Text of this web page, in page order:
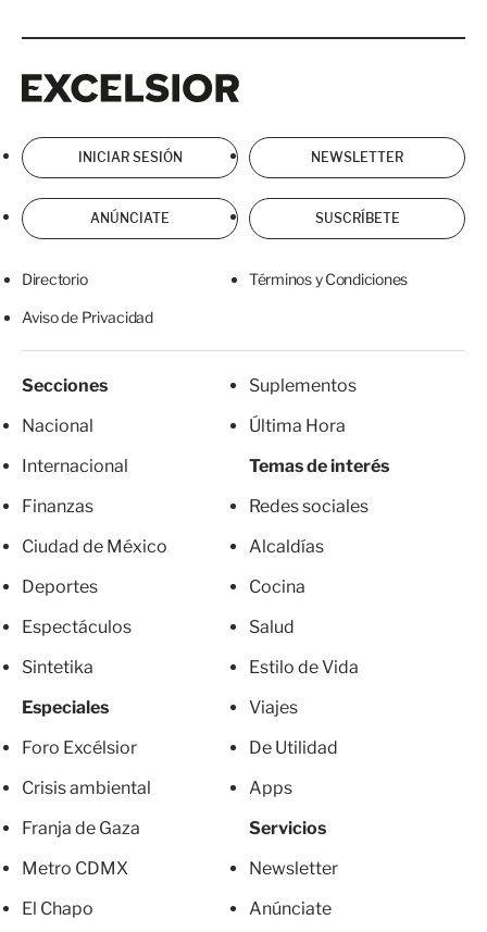
INICIAR SESIÓN NEWSLETTER
ANÚNCIATE SUSCRÍBETE
Directorio Términos y Condiciones
Aviso de Privacidad
Secciones
Nacional
Internacional
Finanzas
Ciudad de México
Deportes
Espectáculos
Sintetika
Especiales
Foro Excélsior
Crisis ambiental
Franja de Gaza
Metro CDMX
El Chapo
Suplementos
Última Hora
Temas de interés
Redes sociales
Alcaldías
Cocina
Salud
Estilo de Vida
Viajes
De Utilidad
Apps
Servicios
Newsletter
Anúnciate